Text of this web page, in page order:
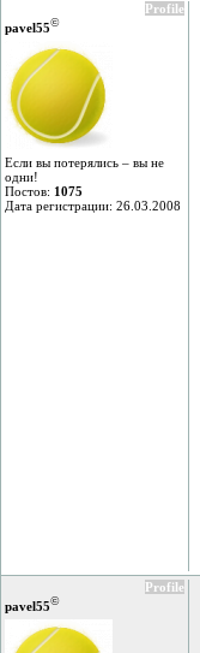
Profile
pavel55©
Если вы потерялись – вы не
одни!
Постов: 1075
Дата регистрации: 26.03.2008
Profile
pavel55©